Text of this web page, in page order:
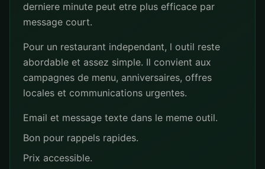
derniere minute peut etre plus efficace par
message court.
Pour un restaurant independant, l outil reste
abordable et assez simple. Il convient aux
campagnes de menu, anniversaires, offres
locales et communications urgentes.
Email et message texte dans le meme outil.
Bon pour rappels rapides.
Prix accessible.